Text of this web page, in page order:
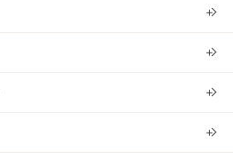
＋
＋
＋
＋